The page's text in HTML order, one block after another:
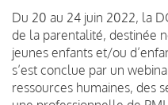
Du 20 au 24 juin 2022, la
de la parentalité, destinée
jeunes enfants et/ou
s’est conclue par un
ressources humaines, des